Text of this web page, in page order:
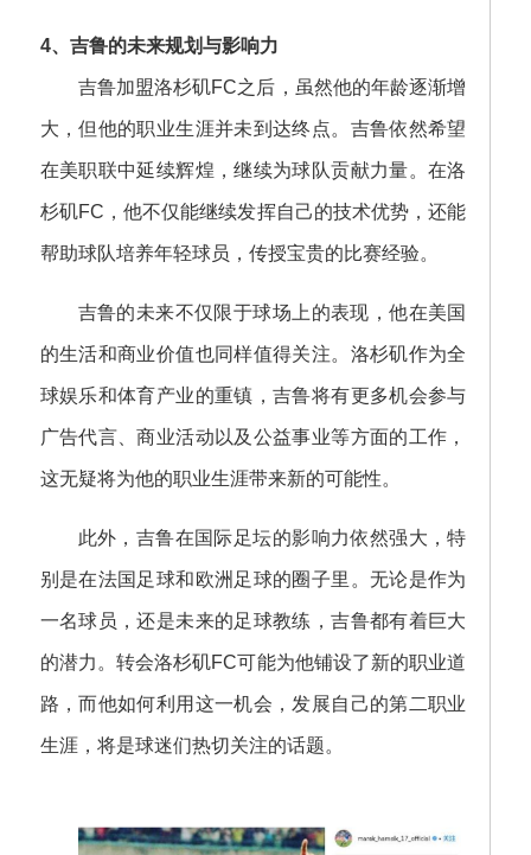
4、吉鲁的未来规划与影响力
吉鲁加盟洛杉矶FC之后，虽然他的年龄逐渐增
大，但他的职业生涯并未到达终点。吉鲁依然希望
在美职联中延续辉煌，继续为球队贡献力量。在洛
杉矶FC，他不仅能继续发挥自己的技术优势，还能
帮助球队培养年轻球员，传授宝贵的比赛经验。
吉鲁的未来不仅限于球场上的表现，他在美国
的生活和商业价值也同样值得关注。洛杉矶作为全
球娱乐和体育产业的重镇，吉鲁将有更多机会参与
广告代言、商业活动以及公益事业等方面的工作，
这无疑将为他的职业生涯带来新的可能性。
此外，吉鲁在国际足坛的影响力依然强大，特
别是在法国足球和欧洲足球的圈子里。无论是作为
一名球员，还是未来的足球教练，吉鲁都有着巨大
的潜力。转会洛杉矶FC可能为他铺设了新的职业道
路，而他如何利用这一机会，发展自己的第二职业
生涯，将是球迷们热切关注的话题。